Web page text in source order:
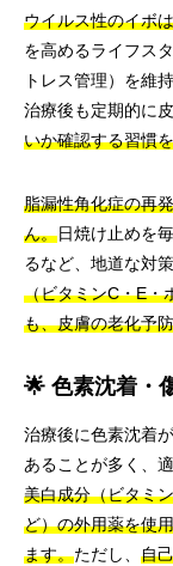
ウイルス性のイボ
を高めるライフス
トレス管理）を維
治療後も定期的に
いか確認する習慣
脂漏性角化症の再
ん。日焼け止めを
るなど、地道な対
（ビタミンC・E・
も、皮膚の老化予
🌟 色素沈着・
治療後に色素沈着
あることが多く、
美白成分（ビタミ
ど）の外用薬を使
ます。ただし、 自